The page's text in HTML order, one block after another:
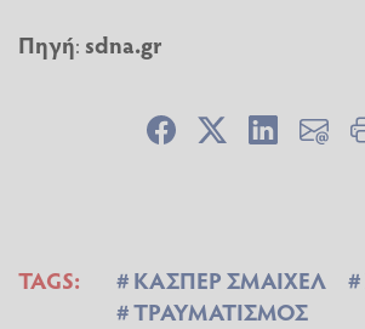
Πηγή: sdna.gr
TAGS: ΚΑΣΠΕΡ ΣΜΑΙΧΕΛ
ΤΡΑΥΜΑΤΙΣΜΟΣ